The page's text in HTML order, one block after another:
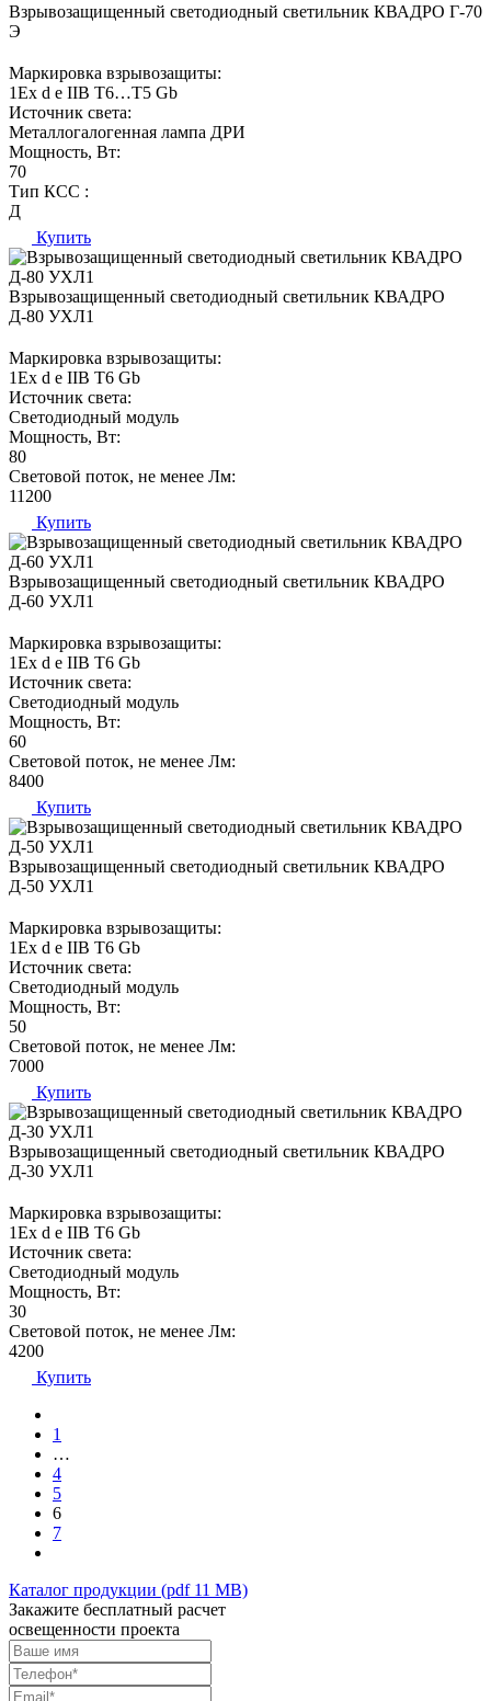
Взрывозащищенный светодиодный светильник КВАДРО Г-70
Э
Маркировка взрывозащиты:
1Ех d е IIВ T6…Т5 Gb
Источник света:
Металлогалогенная лампа ДРИ
Мощность, Вт:
70
Тип КСС :
Д
Купить
Взрывозащищенный светодиодный светильник КВАДРО
Д-80 УХЛ1
Маркировка взрывозащиты:
1Ех d е IIВ T6 Gb
Источник света:
Светодиодный модуль
Мощность, Вт:
80
Световой поток, не менее Лм:
11200
Купить
Взрывозащищенный светодиодный светильник КВАДРО
Д-60 УХЛ1
Маркировка взрывозащиты:
1Ех d е IIВ T6 Gb
Источник света:
Светодиодный модуль
Мощность, Вт:
60
Световой поток, не менее Лм:
8400
Купить
Взрывозащищенный светодиодный светильник КВАДРО
Д-50 УХЛ1
Маркировка взрывозащиты:
1Ех d е IIВ T6 Gb
Источник света:
Светодиодный модуль
Мощность, Вт:
50
Световой поток, не менее Лм:
7000
Купить
Взрывозащищенный светодиодный светильник КВАДРО
Д-30 УХЛ1
Маркировка взрывозащиты:
1Ех d е IIВ T6 Gb
Источник света:
Светодиодный модуль
Мощность, Вт:
30
Световой поток, не менее Лм:
4200
Купить
1
…
4
5
6
7
Каталог продукции (pdf 11 MB)
Закажите бесплатный расчет
освещенности проекта